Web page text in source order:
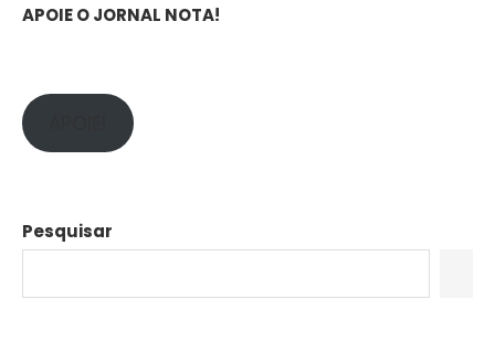
APOIE O JORNAL NOTA!
Pesquisar